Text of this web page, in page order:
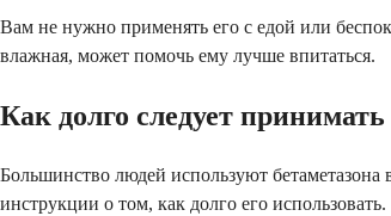
Вам не нужно применять его с едой или
влажная, может помочь ему лучше впитаться.
Как долго следует
Большинство людей используют бетаметазона
инструкции о том, как долго его использовать.